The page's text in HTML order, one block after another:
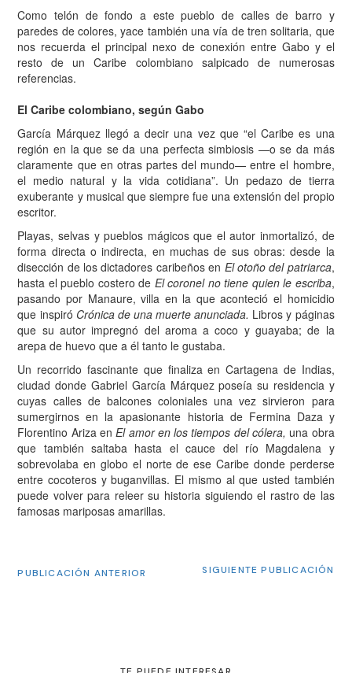
Como telón de fondo a este pueblo de calles de barro y
paredes de colores, yace también una vía de tren solitaria, que
nos recuerda el principal nexo de conexión entre Gabo y el
resto de un Caribe colombiano salpicado de numerosas
referencias.
El Caribe colombiano,según Gabo
García Márquez llegó a decir una vez que “el Caribe es una
región en la que se da una perfecta simbiosis —o se da más
claramente que en otras partes del mundo— entre el hombre,
el medio natural y la vida cotidiana”. Un pedazo de tierra
exuberante y musical que siempre fue una extensión del propio
escritor.
Playas, selvas y pueblos mágicos que el autor inmortalizó, de
forma directa o indirecta, en muchas de sus obras: desde la
disección de los dictadores caribeños en El otoño del patriarca,
hasta el pueblo costero de El coronel no tiene quien le escriba,
pasando por Manaure, villa en la que aconteció el homicidio
que inspiró Crónica de una muerte anunciada. Libros y páginas
que su autor impregnó del aroma a coco y guayaba; de la
arepa de huevo que a él tanto le gustaba.
Un recorrido fascinante que finaliza en Cartagena de Indias,
ciudad donde Gabriel García Márquez poseía su residencia y
cuyas calles de balcones coloniales una vez sirvieron para
sumergirnos en la apasionante historia de Fermina Daza y
Florentino Ariza enEl amor en los tiempos del cólera, una obra
que también saltaba hasta el cauce del río Magdalena y
sobrevolaba en globo el norte de ese Caribe donde perderse
entre cocoteros y buganvillas. El mismo al que usted también
puede volver para releer su historia siguiendo el rastro de las
famosas mariposas amarillas.
PUBLICACIÓN ANTERIOR SIGUIENTE PUBLICACIÓN